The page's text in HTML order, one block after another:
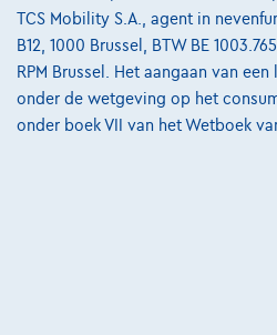
TCS Mobility S.A., agent in
B12, 1000 Brussel, BTW BE
RPM Brussel. Het aangaan van
onder de wetgeving op het
onder boek VII van het Wetboek
Algemene Voorwaarden
Bijstandsvoorwaarden
Privacyverklaring